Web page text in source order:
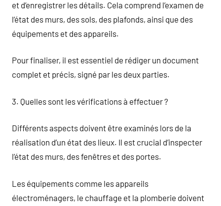
et d’enregistrer les détails. Cela comprend l’examen de
l’état des murs, des sols, des plafonds, ainsi que des
équipements et des appareils.
Pour finaliser, il est essentiel de rédiger un document
complet et précis, signé par les deux parties.
3. Quelles sont les vérifications à effectuer ?
Différents aspects doivent être examinés lors de la
réalisation d’un état des lieux. Il est crucial d’inspecter
l’état des murs, des fenêtres et des portes.
Les équipements comme les appareils
électroménagers, le chauffage et la plomberie doivent